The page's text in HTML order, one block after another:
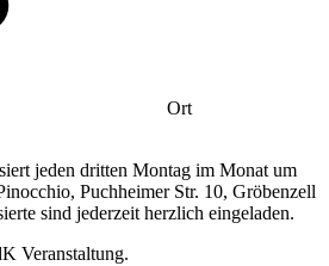
Ort
jeden dritten Montag im Monat um
Puchheimer Str. 10, Gröbenzell
sind jederzeit herzlich eingeladen.
Veranstaltung.